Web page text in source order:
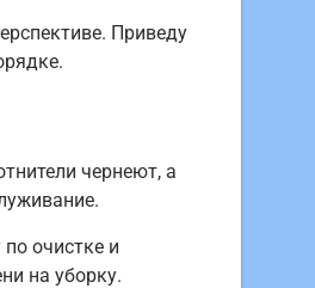
Приведу
чернеют, а
очистке и
на уборку.